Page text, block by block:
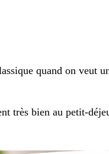
quand on veut
très bien au petit-